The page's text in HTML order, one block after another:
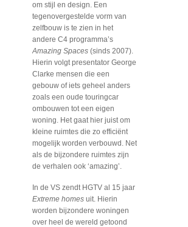
om stijl en design. Een
tegenovergestelde vorm van
zelfbouw is te zien in het
andere C4 programma’s
Amazing Spaces (sinds 2007).
Hierin volgt presentator George
Clarke mensen die een
gebouw of iets geheel anders
zoals een oude touringcar
ombouwen tot een eigen
woning. Het gaat hier juist om
kleine ruimtes die zo efficiënt
mogelijk worden verbouwd. Net
als de bijzondere ruimtes zijn
de verhalen ook ‘amazing’.
In de VS zendt HGTV al 15 jaar
Extreme homes uit. Hierin
worden bijzondere woningen
over heel de wereld getoond